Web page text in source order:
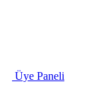
Üye Paneli